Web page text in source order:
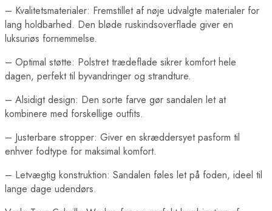
– Kvalitetsmaterialer: Fremstillet af nøje udvalgte materialer for
lang holdbarhed. Den bløde ruskindsoverflade giver en
luksuriøs fornemmelse.
– Optimal støtte: Polstret trædeflade sikrer komfort hele
dagen, perfekt til byvandringer og strandture.
– Alsidigt design: Den sorte farve gør sandalen let at
kombinere med forskellige outfits.
– Justerbare stropper: Giver en skræddersyet pasform til
enhver fodtype for maksimal komfort.
– Letvægtig konstruktion: Sandalen føles let på foden, ideel til
lange dage udendørs.